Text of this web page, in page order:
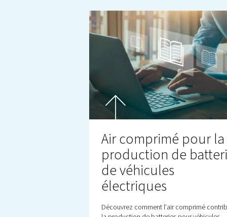
l'air comprimé dans
contacter si vous avez
Nous contacter!